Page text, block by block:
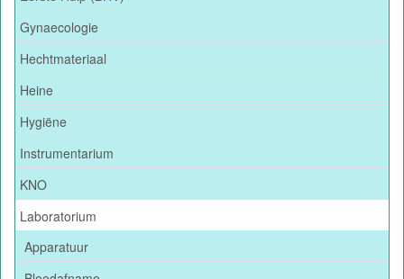
Gynaecologie
Hechtmateriaal
Heine
Hygiëne
Instrumentarium
KNO
Laboratorium
Apparatuur